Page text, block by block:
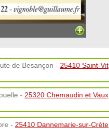
de Besançon - 25410 Saint-Vit
- 25320 Chemaudin et Vaux
- 25410 Dannemarie-sur-Crète